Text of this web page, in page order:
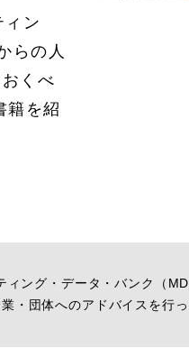
ィン
らの人
くべ
籍を紹
ィング・データ・バンク（
・団体へのアドバイスを行